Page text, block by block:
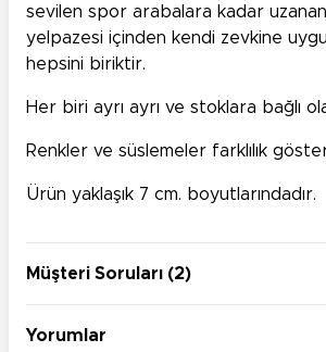
sevilen spor arabalara kadar
yelpazesi içinden kendi zevkine
hepsini biriktir.
Her biri ayrı ayrı ve stoklara bağlı
Renkler ve süslemeler farklılık
Ürün yaklaşık 7 cm. boyutlarındadır.
Müşteri Soruları (2)
Yorumlar